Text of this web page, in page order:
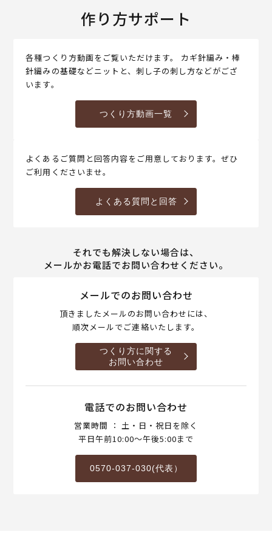
作り方サポート
各種つくり方動画をご覧いただけます。 カギ針編み・棒
針編みの基礎などニットと、刺し子の刺し方などがござ
います。
つくり方動画一覧
よくあるご質問と回答内容をご用意しております。ぜひ
ご利用くださいませ。
よくある質問と回答
それでも解決しない場合は、
メールかお電話でお問い合わせください。
メールでのお問い合わせ
頂きましたメールのお問い合わせには、
順次メールでご連絡いたします。
つくり方に関する
お問い合わせ
電話でのお問い合わせ
営業時間 ： 土・日・祝日を除く
平日午前10:00～午後5:00まで
0570-037-030(代表）